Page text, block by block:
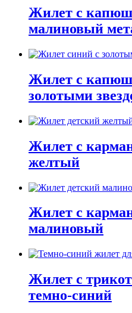
Жилет с
малиновый
Жилет с
золотыми
Жилет с
желтый
Жилет с
малиновый
Жилет с
темно-синий